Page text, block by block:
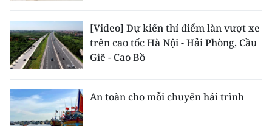
[Video] Dự kiến thí điểm làn vượt xe
trên cao tốc Hà Nội - Hải Phòng, Cầu
Giẽ - Cao Bồ
An toàn cho mỗi chuyến hải trình